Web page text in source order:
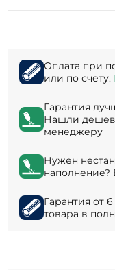
Оплата при
или по счету.
Гарантия
Нашли
менеджеру
Нужен
наполнение?
Гарантия от
товара в